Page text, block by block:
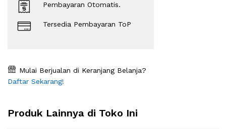
Pembayaran Otomatis.
Tersedia Pembayaran ToP
Mulai Berjualan di Keranjang Belanja?
Daftar Sekarang!
Produk Lainnya di Toko Ini